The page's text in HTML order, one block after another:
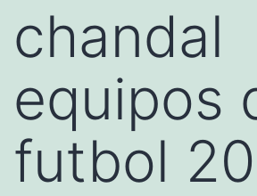
chandal
equipos
futbol